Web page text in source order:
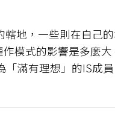
地，一些則在自己
模式的影響是多麼
滿有理想」的IS成